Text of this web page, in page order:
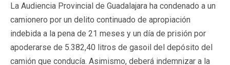
La Audiencia Provincial de Guadalajara ha condenado a un
camionero por un delito continuado de apropiación
indebida a la pena de 21 meses y un día de prisión por
apoderarse de 5.382,40 litros de gasoil del depósito del
camión que conducía. Asimismo, deberá indemnizar a la